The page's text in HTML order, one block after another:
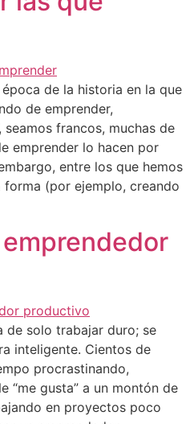
de la historia en la que
de emprender,
seamos francos, muchas de
emprender lo hacen por
entre los que hemos
(por ejemplo, creando
de solo trabajar duro; se
inteligente. Cientos de
procrastinando,
“me gusta” a un montón de
en proyectos poco